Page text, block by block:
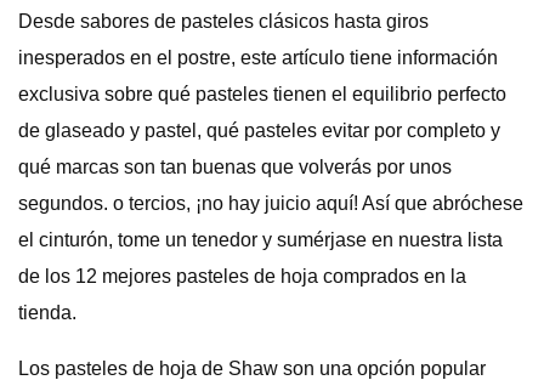
Desde sabores de pasteles clásicos hasta giros
inesperados en el postre, este artículo tiene información
exclusiva sobre qué pasteles tienen el equilibrio perfecto
de glaseado y pastel, qué pasteles evitar por completo y
qué marcas son tan buenas que volverás por unos
segundos. o tercios, ¡no hay juicio aquí! Así que abróchese
el cinturón, tome un tenedor y sumérjase en nuestra lista
de los 12 mejores pasteles de hoja comprados en la
tienda.
Los pasteles de hoja de Shaw son una opción popular